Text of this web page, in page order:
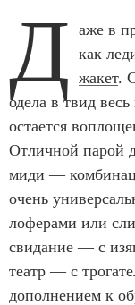
Д аже в
как
жакет.
одела в твид
остается
Отличной парой
миди —
очень
лоферами или
свидание — с
театр — с
дополнением к